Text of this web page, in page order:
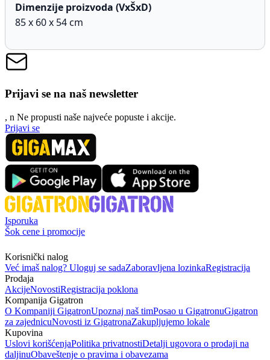
Dimenzije proizvoda (VxŠxD)
85 x 60 x 54 cm
Prijavi se na naš newsletter
, n Ne propusti naše najveće popuste i akcije.
Prijavi se
Isporuka
Šok cene i promocije
Korisnički nalog
Već imaš nalog? Uloguj se sadaZaboravljena lozinkaRegistracija
Prodaja
AkcijeNovostiRegistracija poklona
Kompanija Gigatron
O Kompaniji GigatronUpoznaj naš timPosao u GigatronuGigatron
za zajednicuNovosti iz GigatronaZakupljujemo lokale
Kupovina
Uslovi korišćenjaPolitika privatnostiDetalji ugovora o prodaji na
daljinuObaveštenje o pravima i obavezama